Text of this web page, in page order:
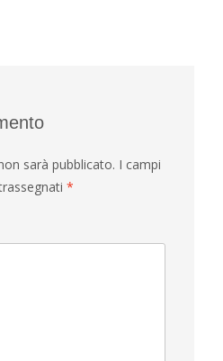
sarà pubblicato. I campi
*